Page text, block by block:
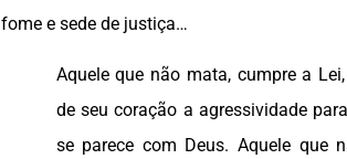
fome e sede de justiça…
Aquele que não mata, cumpre a
de seu coração a agressividade
se parece com Deus. Aquele que